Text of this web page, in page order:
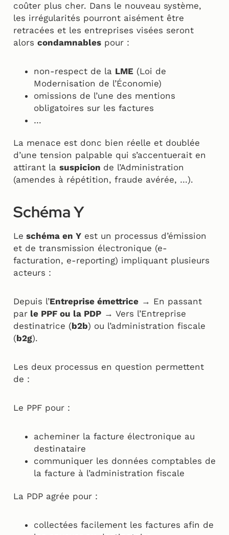
coûter plus cher. Dans le nouveau système,
les irrégularités pourront aisément être
retracées et les entreprises visées seront
alors condamnables pour :
non-respect de la LME (Loi de
Modernisation de l’Économie)
omissions de l’une des mentions
obligatoires sur les factures
…
La menace est donc bien réelle et doublée
d’une tension palpable qui s’accentuerait en
attirant la suspicion de l’Administration
(amendes à répétition, fraude avérée, …).
Schéma Y
Le schéma en Y est un processus d’émission
et de transmission électronique (e-
facturation, e-reporting) impliquant plusieurs
acteurs :
Depuis l’Entreprise émettrice → En passant
par le PPF ou la PDP → Vers l’Entreprise
destinatrice (b2b) ou l’administration fiscale
(b2g).
Les deux processus en question permettent
de :
Le PPF pour :
acheminer la facture électronique au
destinataire
communiquer les données comptables de
la facture à l’administration fiscale
La PDP agrée pour :
collectées facilement les factures afin de